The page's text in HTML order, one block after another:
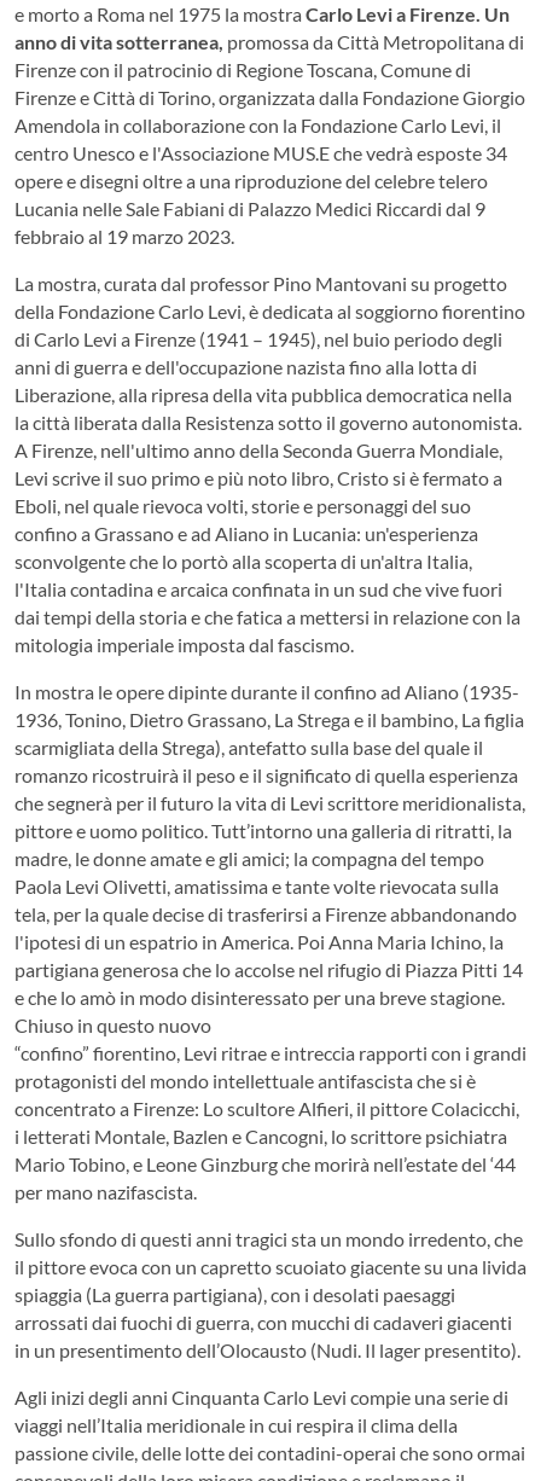
e morto a Roma nel 1975 la mostra Carlo Levi a Firenze. Un
anno di vita sotterranea, promossa da Città Metropolitana di
Firenze con il patrocinio di Regione Toscana, Comune di
Firenze e Città di Torino, organizzata dalla Fondazione Giorgio
Amendola in collaborazione con la Fondazione Carlo Levi, il
centro Unesco e l'Associazione MUS.E che vedrà esposte 34
opere e disegni oltre a una riproduzione del celebre telero
Lucania nelle Sale Fabiani di Palazzo Medici Riccardi dal 9
febbraio al 19 marzo 2023.
La mostra, curata dal professor Pino Mantovani su progetto
della Fondazione Carlo Levi, è dedicata al soggiorno fiorentino
di Carlo Levi a Firenze (1941 – 1945), nel buio periodo degli
anni di guerra e dell'occupazione nazista fino alla lotta di
Liberazione, alla ripresa della vita pubblica democratica nella
la città liberata dalla Resistenza sotto il governo autonomista.
A Firenze, nell'ultimo anno della Seconda Guerra Mondiale,
Levi scrive il suo primo e più noto libro, Cristo si è fermato a
Eboli, nel quale rievoca volti, storie e personaggi del suo
confino a Grassano e ad Aliano in Lucania: un'esperienza
sconvolgente che lo portò alla scoperta di un'altra Italia,
l'Italia contadina e arcaica confinata in un sud che vive fuori
dai tempi della storia e che fatica a mettersi in relazione con la
mitologia imperiale imposta dal fascismo.
In mostra le opere dipinte durante il confino ad Aliano (1935-
1936, Tonino, Dietro Grassano, La Strega e il bambino, La figlia
scarmigliata della Strega), antefatto sulla base del quale il
romanzo ricostruirà il peso e il significato di quella esperienza
che segnerà per il futuro la vita di Levi scrittore meridionalista,
pittore e uomo politico. Tutt’intorno una galleria di ritratti, la
madre, le donne amate e gli amici; la compagna del tempo
Paola Levi Olivetti, amatissima e tante volte rievocata sulla
tela, per la quale decise di trasferirsi a Firenze abbandonando
l'ipotesi di un espatrio in America. Poi Anna Maria Ichino, la
partigiana generosa che lo accolse nel rifugio di Piazza Pitti 14
e che lo amò in modo disinteressato per una breve stagione.
Chiuso in questo nuovo
“confino” fiorentino, Levi ritrae e intreccia rapporti con i grandi
protagonisti del mondo intellettuale antifascista che si è
concentrato a Firenze: Lo scultore Alfieri, il pittore Colacicchi,
i letterati Montale, Bazlen e Cancogni, lo scrittore psichiatra
Mario Tobino, e Leone Ginzburg che morirà nell’estate del ‘44
per mano nazifascista.
Sullo sfondo di questi anni tragici sta un mondo irredento, che
il pittore evoca con un capretto scuoiato giacente su una livida
spiaggia (La guerra partigiana), con i desolati paesaggi
arrossati dai fuochi di guerra, con mucchi di cadaveri giacenti
in un presentimento dell’Olocausto (Nudi. Il lager presentito).
Agli inizi degli anni Cinquanta Carlo Levi compie una serie di
viaggi nell’Italia meridionale in cui respira il clima della
passione civile, delle lotte dei contadini-operai che sono ormai